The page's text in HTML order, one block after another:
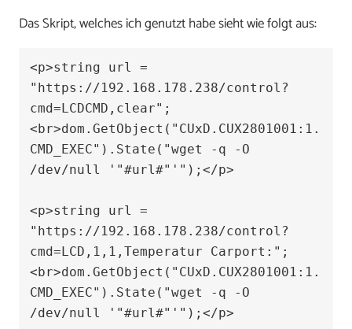
Das Skript, welches ich genutzt habe sieht wie folgt aus:
<p>string url =
"https://192.168.178.238/control?
cmd=LCDCMD,clear";
<br>dom.GetObject("CUxD.CUX2801001:1.
CMD_EXEC").State("wget -q -O
/dev/null '"#url#"'");</p>
<p>string url =
"https://192.168.178.238/control?
cmd=LCD,1,1,Temperatur Carport:";
<br>dom.GetObject("CUxD.CUX2801001:1.
CMD_EXEC").State("wget -q -O
/dev/null '"#url#"'");</p>